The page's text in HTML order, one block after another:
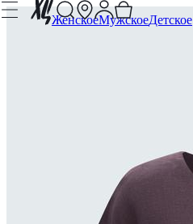
ЖенскоеМужскоеДетское